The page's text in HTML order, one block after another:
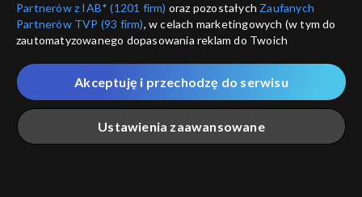
Miłość i nadzieja
odc. 225
Miłość i nadzieja
odc. 224
Partnerów z IAB* (1201 firm) oraz pozostałych Zaufanych
Partnerów TVP (93 firm), w celach marketingowych (w tym do
zautomatyzowanego dopasowania reklam do Twoich
które wskazujemy poniżej, a także zgody na udostępnianie
przez nas identyfikatora PPID do Google.
Twoje dane osobowe zbierane podczas odwiedzania przez
Ciebie naszych
poszczególnych serwisówzwanych dalej
„Portalem”, w tym informacje zapisywane za pomocą
Ustawienia zaawansowane
Akceptuję i przechodzę do serwisu